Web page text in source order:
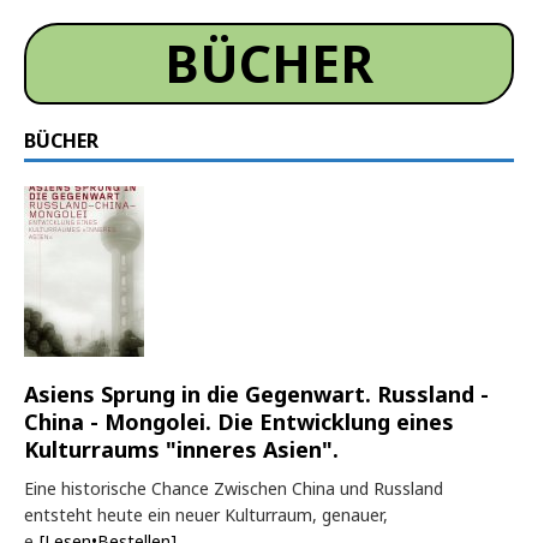
BÜCHER
BÜCHER
Asiens Sprung in die Gegenwart. Russland -
China - Mongolei. Die Entwicklung eines
Kulturraums "inneres Asien".
Eine historische Chance Zwischen China und Russland
entsteht heute ein neuer Kulturraum, genauer,